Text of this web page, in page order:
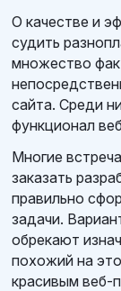
О качестве и
судить
множество
сайта. Среди
функционал
Многие
заказать
правильно
задачи.
обрекают
похожий на
красивым веб-